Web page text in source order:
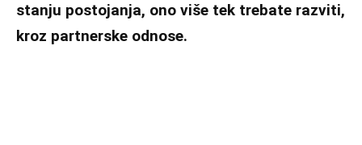
stanju postojanja, ono više tek trebate razviti,
kroz partnerske odnose.